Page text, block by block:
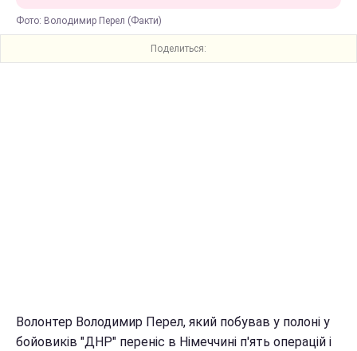
Фото: Володимир Перел (Факти)
Поделиться:
Волонтер Володимир Перел, який побував у полоні у
бойовиків "ДНР" переніс в Німеччині п'ять операцій і